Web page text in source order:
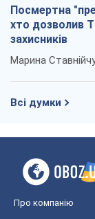
Посмертна
хто дозволив
захисників
Марина
Всі думки
Про компанію